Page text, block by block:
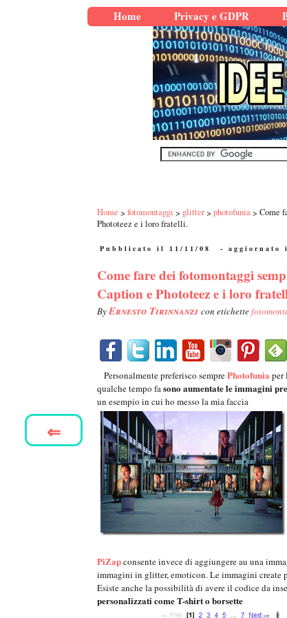
Home Privacy e GDPR
Home fotomontaggi glitter photofunia
Come
Phototeez e i loro fratelli.
Pubblicato il 11/11/08 - aggiornato
Come fare dei fotomontaggi
Caption e Phototeez e i loro
ByErnesto Tirinnanzi con etichette
Personalmente preferisco semprePhotofunia per
qualche tempo fasono aumentate le immagini
un esempio in cui ho messo la mia faccia
PiZapconsente invece di aggiungere au una
immagini in glitter, emoticon. Le immagini create
Esiste anche la possibilità di avere il codice da
personalizzati come T-shirt o borsette
⇐